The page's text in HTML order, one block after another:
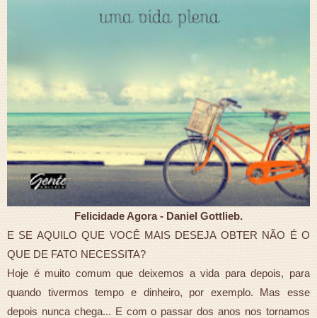
Felicidade Agora - Daniel Gottlieb.
E SE AQUILO QUE VOCÊ MAIS DESEJA OBTER NÃO É O
QUE DE FATO NECESSITA?
Hoje é muito comum que deixemos a vida para depois, para
quando tivermos tempo e dinheiro, por exemplo. Mas esse
depois nunca chega... E com o passar dos anos nos tornamos